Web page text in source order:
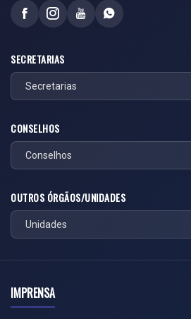
SECRETARIAS
CONSELHOS
OUTROS ÓRGÃOS/UNIDADES
IMPRENSA